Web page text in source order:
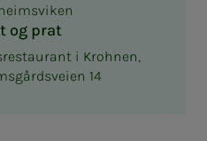
og prat
i Krohnen,
14